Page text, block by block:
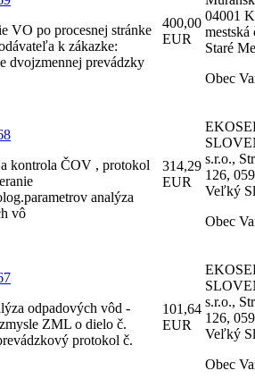
VO po procesnej stránke
k zákazke:
dvojzmennej prevádzky
400,00
EUR
04001
mestská
Staré Me
Obec
a kontrola ČOV , protokol
analýza
vô
314,29
EUR
s.r.o.,
126,
Veľký
Obec
odpadových vôd -
ZML o dielo č.
protokol č.
101,64
EUR
s.r.o.,
126,
Veľký
Obec